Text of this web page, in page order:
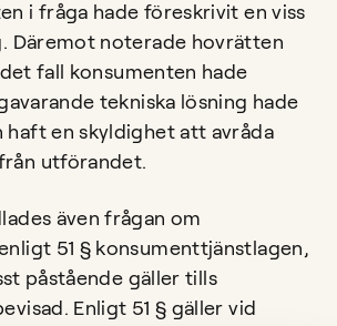
i fråga hade föreskrivit en viss
Däremot noterade hovrätten
fall konsumenten hade
tekniska lösning hade
en skyldighet att avråda
utförandet.
även frågan om
51 § konsumenttjänstlagen,
påstående gäller tills
Enligt 51 § gäller vid